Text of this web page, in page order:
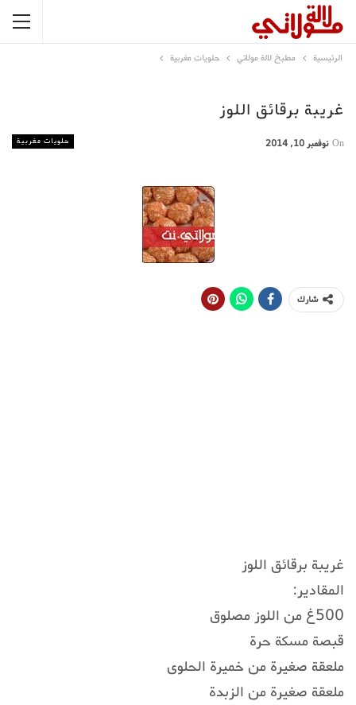
الرئيسية مطبخ لالة مولاتي حلويات مغربية
غريبة برقائق اللوز
حلويات مغربية On نوفمبر 10, 2014
شارك
غريبة برقائق اللوز
المقادير:
500غ من اللوز مصلوق
قبصة مسكة حرة
ملعقة صغيرة من خميرة الحلوى
ملعقة صغيرة من الزبدة